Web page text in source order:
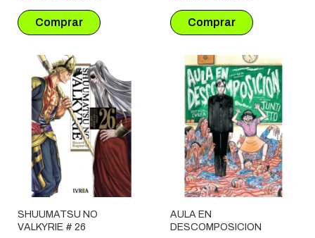
SHUUMATSU NO
VALKYRIE # 26
AULA EN
DESCOMPOSICION